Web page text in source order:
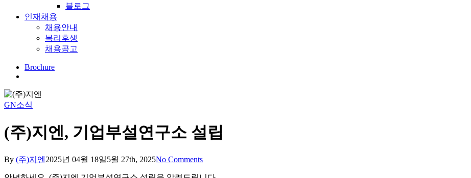
블로그
인재채용
채용안내
복리후생
채용공고
Brochure
GN소식
(주)지엔, 기업부설연구소 설립
By (주)지엔 2025년 04월 18일5월 27th, 2025No Comments